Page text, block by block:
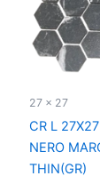
27 x 27
CR L
NERO
THIN(GR)